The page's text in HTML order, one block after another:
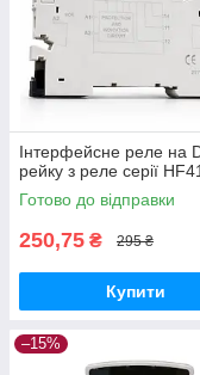
Інтерфейсне реле на
рейку з реле серії
Готово до відправки
250,75 ₴ 295 ₴
Купити
–15%